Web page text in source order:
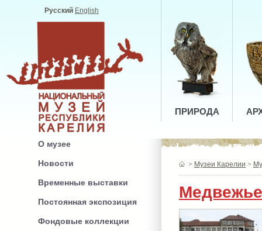
Русский English
ПРИРОДА
О музее
Новости
Временные выставки
Постоянная экспозиция
Фондовые коллекции
> Музеи Карелии >